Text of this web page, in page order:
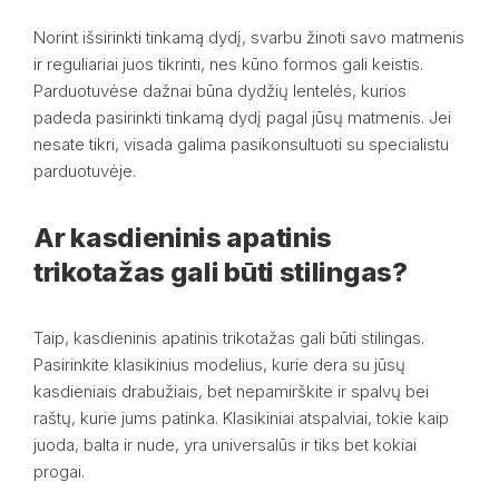
Norint išsirinkti tinkamą dydį, svarbu žinoti savo matmenis
ir reguliariai juos tikrinti, nes kūno formos gali keistis.
Parduotuvėse dažnai būna dydžių lentelės, kurios
padeda pasirinkti tinkamą dydį pagal jūsų matmenis. Jei
nesate tikri, visada galima pasikonsultuoti su specialistu
parduotuvėje.
Ar kasdieninis apatinis
trikotažas gali būti stilingas?
Taip, kasdieninis apatinis trikotažas gali būti stilingas.
Pasirinkite klasikinius modelius, kurie dera su jūsų
kasdieniais drabužiais, bet nepamirškite ir spalvų bei
raštų, kurie jums patinka. Klasikiniai atspalviai, tokie kaip
juoda, balta ir nude, yra universalūs ir tiks bet kokiai
progai.